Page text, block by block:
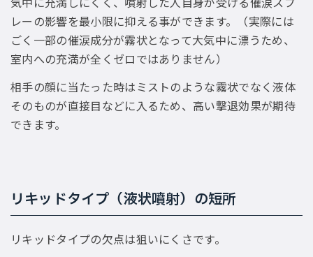
レーの影響を最小限に抑える事ができます。（実際には
ごく一部の催涙成分が霧状となって大気中に漂うため、
室内への充満が全くゼロではありません）
相手の顔に当たった時はミストのような霧状でなく液体
そのものが直接目などに入るため、高い撃退効果が期待
できます。
リキッドタイプ（液状噴射）の短所
リキッドタイプの欠点は狙いにくさです。